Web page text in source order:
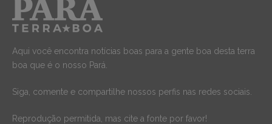
Aqui você encontra notícias boas para a gente boa desta terra
boa que é o nosso Pará.
Siga, comente e compartilhe nossos perfis nas redes sociais.
Reprodução permitida, mas cite a fonte por favor!